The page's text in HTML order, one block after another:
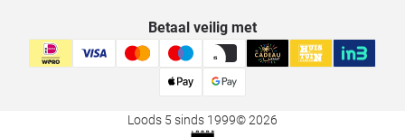
Betaal veilig met
Loods 5 sinds 1999© 2026